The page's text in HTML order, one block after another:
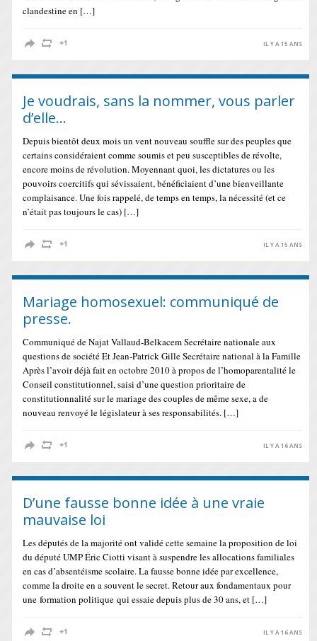
clandestine en […]
IL Y A 15 ANS
Je voudrais, sans la nommer, vous parler
d’elle…
Depuis bientôt deux mois un vent nouveau souffle sur des peuples que
certains considéraient comme soumis et peu susceptibles de révolte,
encore moins de révolution. Moyennant quoi, les dictatures ou les
pouvoirs coercitifs qui sévissaient, bénéficiaient d’une bienveillante
complaisance. Une fois rappelé, de temps en temps, la nécessité (et ce
n’était pas toujours le cas) […]
IL Y A 15 ANS
Mariage homosexuel: communiqué de
presse.
Communiqué de Najat Vallaud-Belkacem Secrétaire nationale aux
questions de société Et Jean-Patrick Gille Secrétaire national à la Famille
Après l’avoir déjà fait en octobre 2010 à propos de l’homoparentalité le
Conseil constitutionnel, saisi d’une question prioritaire de
constitutionnalité sur le mariage des couples de même sexe, a de
nouveau renvoyé le législateur à ses responsabilités. […]
IL Y A 16 ANS
D’une fausse bonne idée à une vraie
mauvaise loi
Les députés de la majorité ont validé cette semaine la proposition de loi
du député UMP Éric Ciotti visant à suspendre les allocations familiales
en cas d’absentéisme scolaire. La fausse bonne idée par excellence,
comme la droite en a souvent le secret. Retour aux fondamentaux pour
une formation politique qui essaie depuis plus de 30 ans, et […]
IL Y A 16 ANS